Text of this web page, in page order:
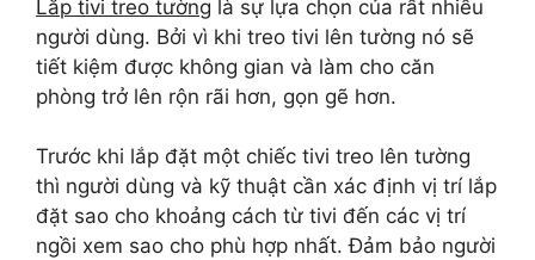
Lắp tivi treo tường là sự lựa chọn của rất nhiều
người dùng. Bởi vì khi treo tivi lên tường nó sẽ
tiết kiệm được không gian và làm cho căn
phòng trở lên rộn rãi hơn, gọn gẽ hơn.
Trước khi lắp đặt một chiếc tivi treo lên tường
thì người dùng và kỹ thuật cần xác định vị trí lắp
đặt sao cho khoảng cách từ tivi đến các vị trí
ngồi xem sao cho phù hợp nhất. Đảm bảo người